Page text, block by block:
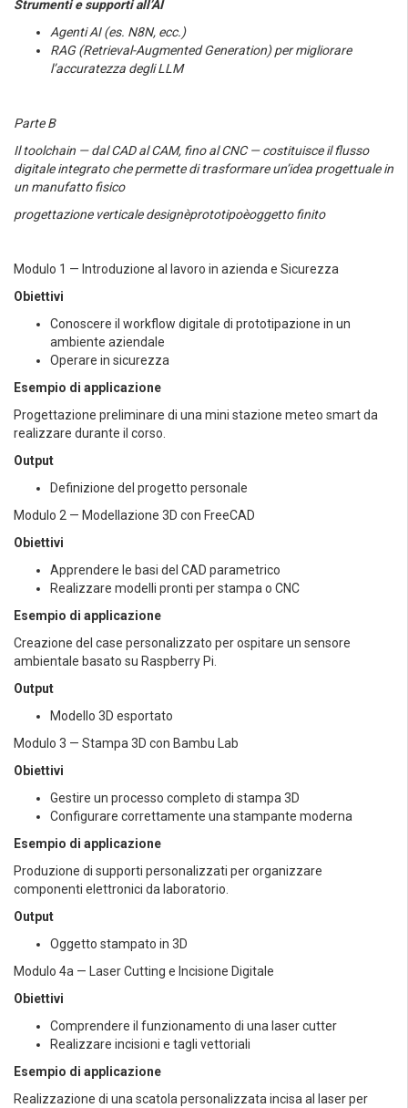
Strumenti e supporti all’AI
Agenti AI (es. N8N, ecc.)
RAG (Retrieval-Augmented Generation) per migliorare
l’accuratezza degli LLM
Parte B
Il toolchain — dal CAD al CAM, fino al CNC — costituisce il flusso
digitale integrato che permette di trasformare un’idea progettuale in
un manufatto fisico
progettazione verticale designèprototipoèoggetto finito
Modulo 1 — Introduzione al lavoro in azienda e Sicurezza
Obiettivi
Conoscere il workflow digitale di prototipazione in un
ambiente aziendale
Operare in sicurezza
Esempio di applicazione
Progettazione preliminare di una mini stazione meteo smart da
realizzare durante il corso.
Output
Definizione del progetto personale
Modulo 2 — Modellazione 3D con FreeCAD
Obiettivi
Apprendere le basi del CAD parametrico
Realizzare modelli pronti per stampa o CNC
Esempio di applicazione
Creazione del case personalizzato per ospitare un sensore
ambientale basato su Raspberry Pi.
Output
Modello 3D esportato
Modulo 3 — Stampa 3D con Bambu Lab
Obiettivi
Gestire un processo completo di stampa 3D
Configurare correttamente una stampante moderna
Esempio di applicazione
Produzione di supporti personalizzati per organizzare
componenti elettronici da laboratorio.
Output
Oggetto stampato in 3D
Modulo 4a — Laser Cutting e Incisione Digitale
Obiettivi
Comprendere il funzionamento di una laser cutter
Realizzare incisioni e tagli vettoriali
Esempio di applicazione
Realizzazione di una scatola personalizzata incisa al laser per